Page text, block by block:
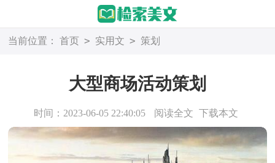
当前位置： 首页 > 实用文 > 策划
大型商场活动策划
时间：2023-06-05 22:40:05 阅读全文 下载本文